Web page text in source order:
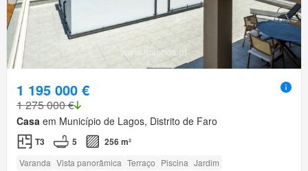
1 195 000 €
1 275 000 €
Casa em Município de Lagos, Distrito de Faro
T3 5 256 m²
Varanda Vista panorâmica Terraço Piscina Jardim